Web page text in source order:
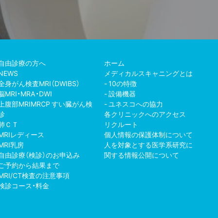
由診療の方へ
身がん検査MRI（DWIBS）
MRI・MRA・DWI
腹部MRIMRCP すい臓がん検
ＣＴ
レディース
乳房
由診療（検診）のお申込み
予約から結果まで
CT検査の注意事項
診コース・料金
ホーム
メディカルスキャニングとは
10の特徴
設備機器
ユネスコへの協力
各クリニックへのアクセス
リクルート
個人情報の保護体制について
人を対象とする医学系研究に
関する情報公開について